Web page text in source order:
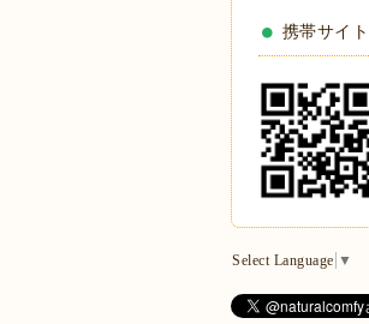
携帯サイト
Select Language ▼